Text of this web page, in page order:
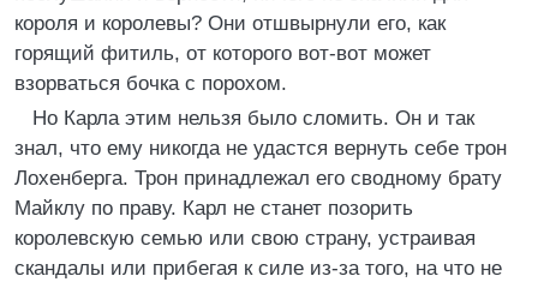
короля и королевы? Они отшвырнули его, как
горящий фитиль, от которого вот-вот может
взорваться бочка с порохом.
Но Карла этим нельзя было сломить. Он и так
знал, что ему никогда не удастся вернуть себе трон
Лохенберга. Трон принадлежал его сводному брату
Майклу по праву. Карл не станет позорить
королевскую семью или свою страну, устраивая
скандалы или прибегая к силе из-за того, на что не